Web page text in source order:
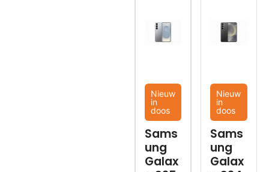
Nieuw
in
doos
Sams
ung
Galax
Nieuw
in
doos
Sams
ung
Galax